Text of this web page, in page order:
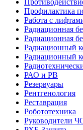
Профилактика
Работа с
Радиационная
Радиационная
Радиационный
Радиационный
РАО и РВ
Резервуары
Рентгенология
Реставрация
Робототехника
Руководители